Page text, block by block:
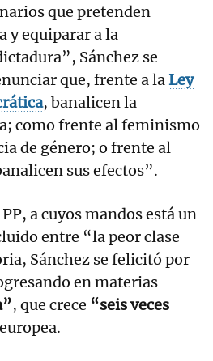
que pretenden
y equiparar a la
Sánchez se
que, frente a laLey
, banalicen la
como frente al feminismo
de género; o frente al
sus efectos”.
a cuyos mandos está un
entre “la peor clase
Sánchez se felicitó por
en materias
, que crece “seis veces